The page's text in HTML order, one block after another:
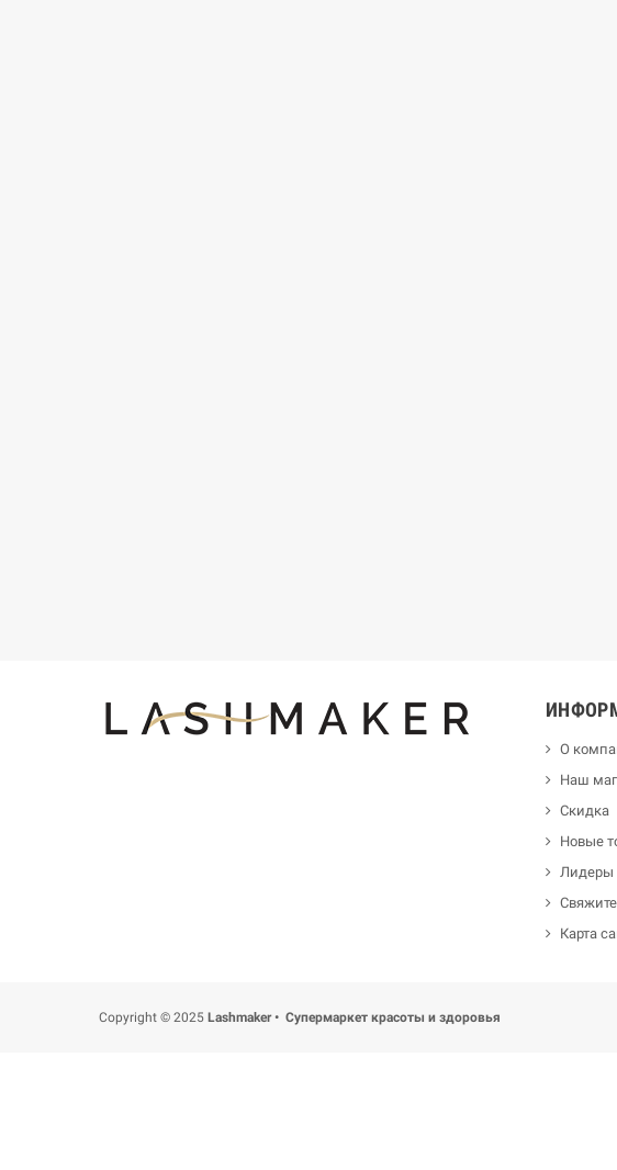
О
Наш
Скидка
Новые
Лидеры
Карта
Copyright © 2025 Lashmaker • Супермаркет красоты и здоровья